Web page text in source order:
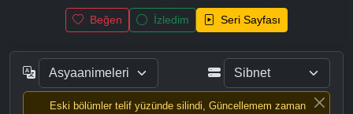
Beğen İzledim Seri Sayfası
Eski bölümler telif yüzünde silindi, Güncellemem zaman